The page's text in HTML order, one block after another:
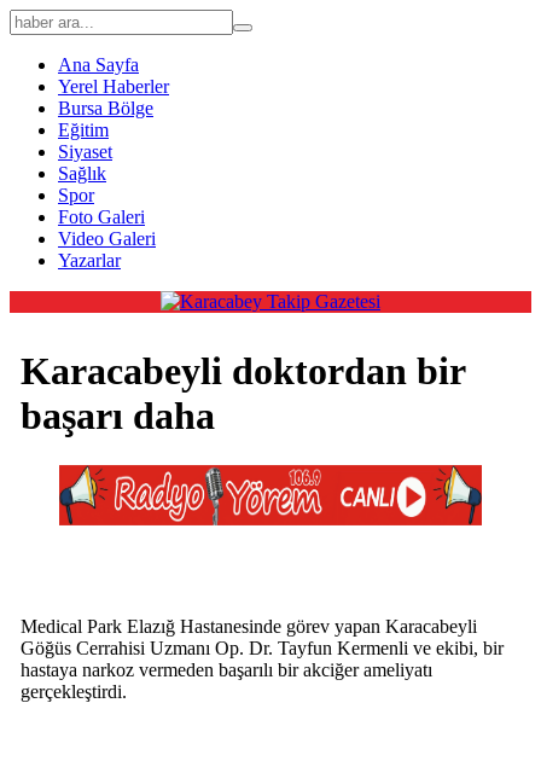
Ana Sayfa
Yerel Haberler
Bursa Bölge
Eğitim
Siyaset
Sağlık
Spor
Foto Galeri
Video Galeri
Yazarlar
Karacabeyli doktordan bir
başarı daha
Medical Park Elazığ Hastanesinde görev yapan Karacabeyli
Göğüs Cerrahisi Uzmanı Op. Dr. Tayfun Kermenli ve ekibi, bir
hastaya narkoz vermeden başarılı bir akciğer ameliyatı
gerçekleştirdi.